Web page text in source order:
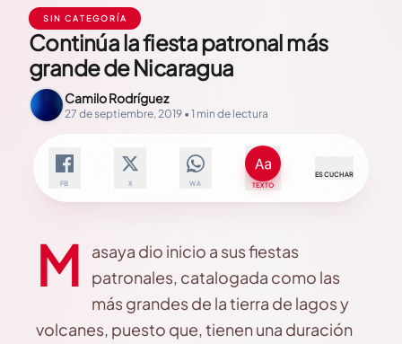
SIN CATEGORÍA
Continúa la fiesta patronal más
grande de Nicaragua
Camilo Rodríguez
27 de septiembre, 2019 • 1 min de lectura
FB X WA TEXTO
ESCUCHAR
M
asaya dio inicio a sus fiestas
patronales, catalogada como las
más grandes de la tierra de lagos y
volcanes, puesto que, tienen una duración